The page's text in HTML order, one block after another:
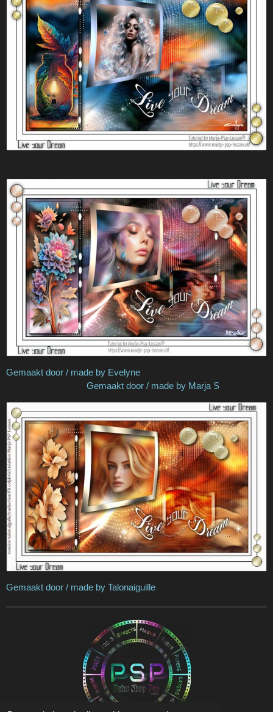
Gemaakt door / made by Evelyne
Gemaakt door / made by Marja S
Gemaakt door / made by Talonaiguille